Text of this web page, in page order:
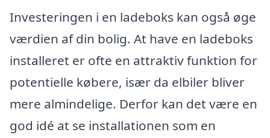
Investeringen i en ladeboks kan også øge
værdien af din bolig. At have en ladeboks
installeret er ofte en attraktiv funktion for
potentielle købere, især da elbiler bliver
mere almindelige. Derfor kan det være en
god idé at se installationen som en